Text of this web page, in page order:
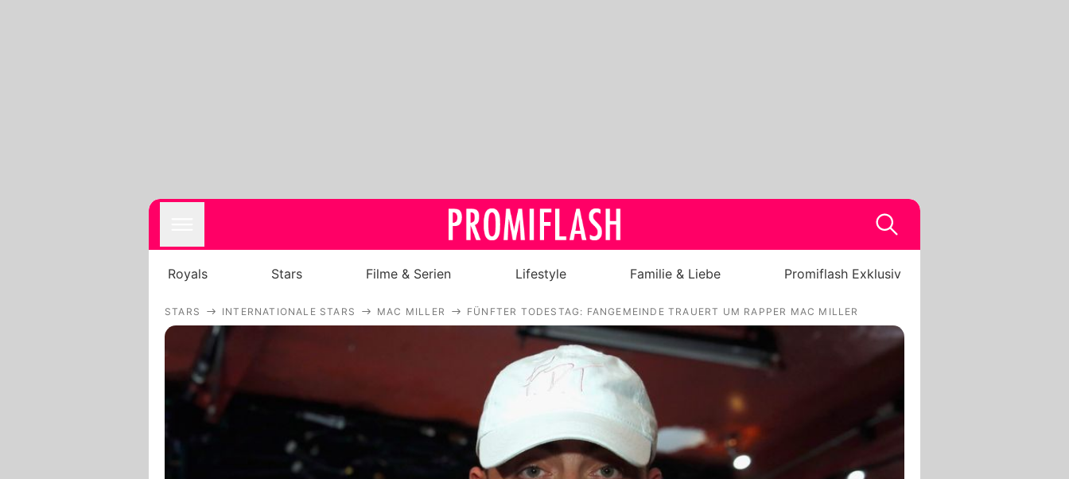
Royals
Stars
Filme & Serien
Familie & Liebe
Royals Stars Filme & Serien Lifestyle Familie & Liebe Promiflash Exklusiv
STARS INTERNATIONALE STARS MAC MILLER FÜNFTER TODESTAG: FANGEMEINDE TRAUERT UM RAPPER MAC MILLER